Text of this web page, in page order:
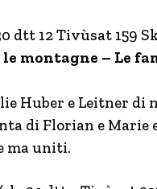
dtt 12 Tivùsat 159
le montagne – Le
Huber e Leitner di
di Florian e Marie
ma uniti.